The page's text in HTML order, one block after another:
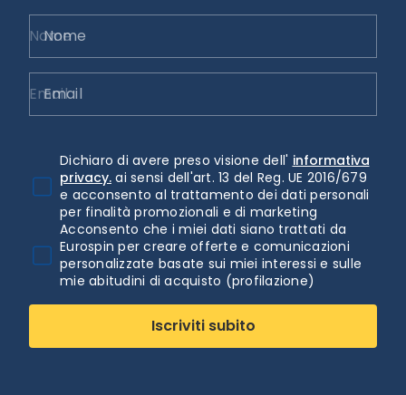
Nome
Email
Dichiaro di avere preso visione dell' informativa
privacy. ai sensi dell'art. 13 del Reg. UE 2016/679
e acconsento al trattamento dei dati personali
per finalità promozionali e di marketing
Acconsento che i miei dati siano trattati da
Eurospin per creare offerte e comunicazioni
personalizzate basate sui miei interessi e sulle
mie abitudini di acquisto (profilazione)
Iscriviti subito